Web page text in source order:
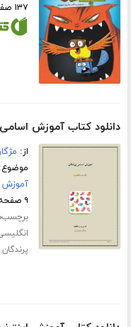
۱۳۷ صفحه
دانلود کتاب آموزش
از:
آموزش
۹ صفحه